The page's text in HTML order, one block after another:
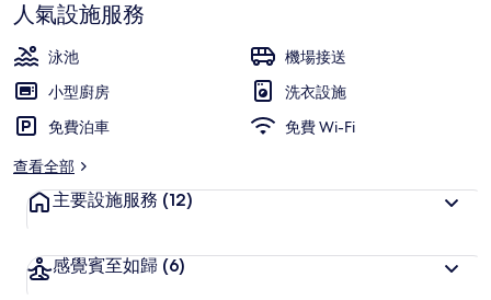
人氣設施服務
泳池
機場接送
小型廚房
洗衣設施
免費泊車
免費 Wi-Fi
查看全部
主要設施服務 (12)
感覺賓至如歸 (6)